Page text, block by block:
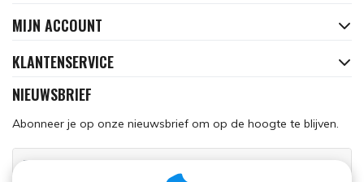
MIJN ACCOUNT
KLANTENSERVICE
NIEUWSBRIEF
Abonneer je op onze nieuwsbrief om op de hoogte te blijven.